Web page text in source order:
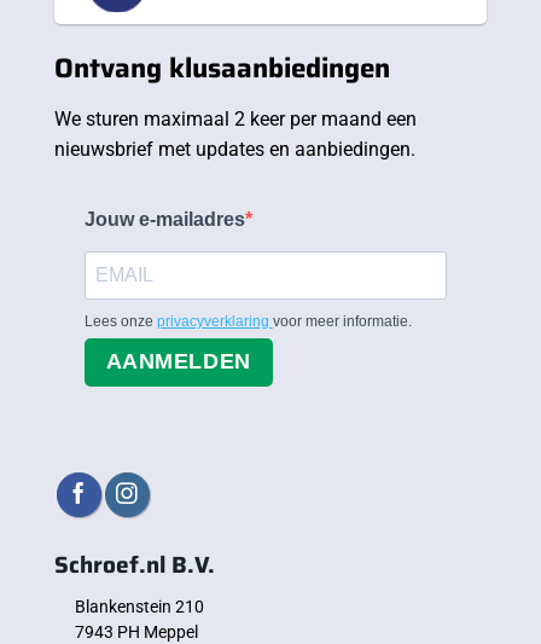
Ontvang klusaanbiedingen
We sturen maximaal 2 keer per maand een
nieuwsbrief met updates en aanbiedingen.
Jouw e-mailadres
Lees onze privacyverklaring voor meer informatie.
AANMELDEN
Schroef.nl B.V.
Blankenstein 210
7943 PH Meppel